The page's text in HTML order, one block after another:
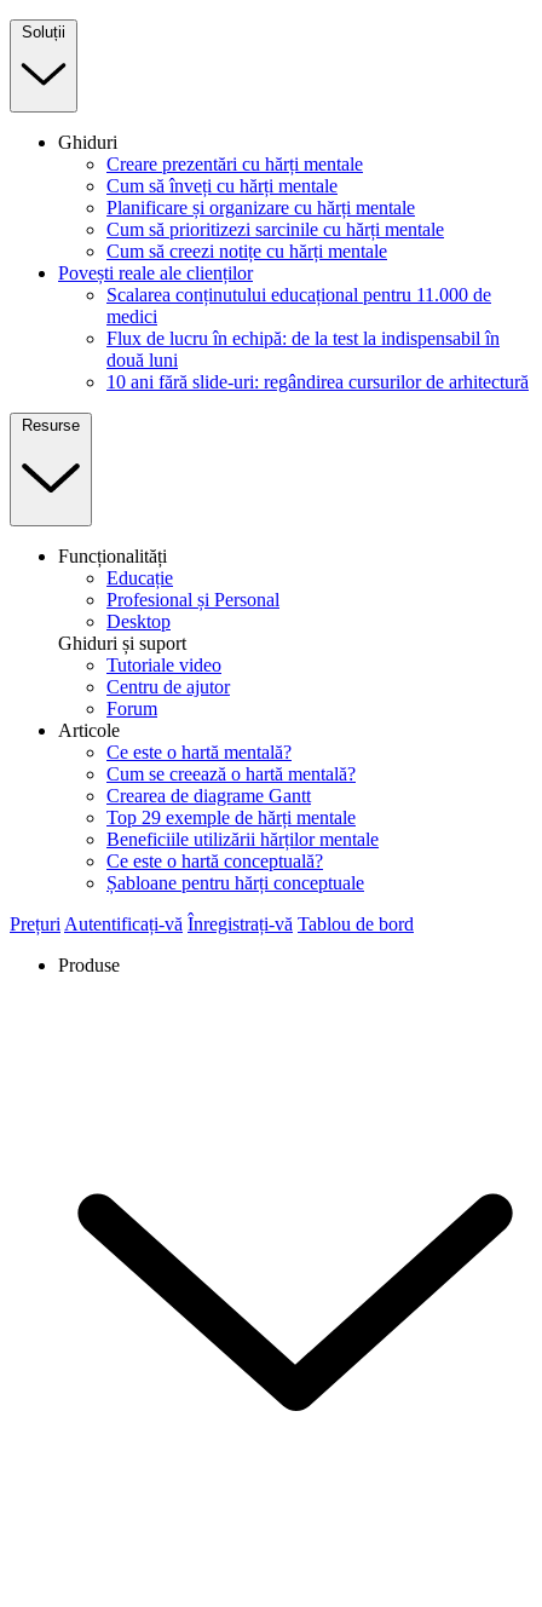
Soluții
Ghiduri
Creare prezentări cu hărți mentale
Cum să înveți cu hărți mentale
Planificare și organizare cu hărți mentale
Cum să prioritizezi sarcinile cu hărți mentale
Cum să creezi notițe cu hărți mentale
Povești reale ale clienților
Scalarea conținutului educațional pentru 11.000 de
medici
Flux de lucru în echipă: de la test la indispensabil în
două luni
10 ani fără slide-uri: regândirea cursurilor de arhitectură
Resurse
Funcționalități
Educație
Profesional și Personal
Desktop
Ghiduri și suport
Tutoriale video
Centru de ajutor
Forum
Articole
Ce este o hartă mentală?
Cum se creează o hartă mentală?
Crearea de diagrame Gantt
Top 29 exemple de hărți mentale
Beneficiile utilizării hărților mentale
Ce este o hartă conceptuală?
Șabloane pentru hărți conceptuale
Prețuri Autentificați-vă Înregistrați-vă Tablou de bord
Produse